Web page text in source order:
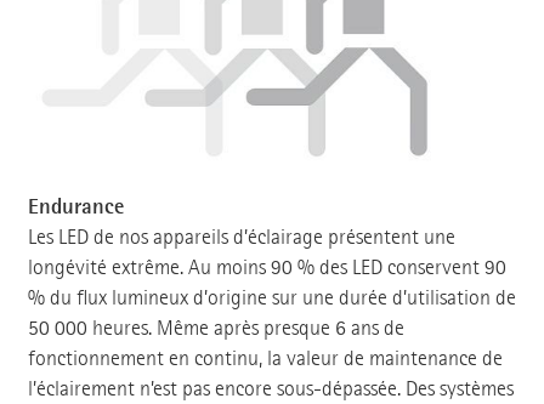
Endurance
Les LED de nos appareils d’éclairage présentent une
longévité extrême. Au moins 90 % des LED conservent 90
% du flux lumineux d’origine sur une durée d’utilisation de
50 000 heures. Même après presque 6 ans de
fonctionnement en continu, la valeur de maintenance de
l’éclairement n’est pas encore sous-dépassée. Des systèmes